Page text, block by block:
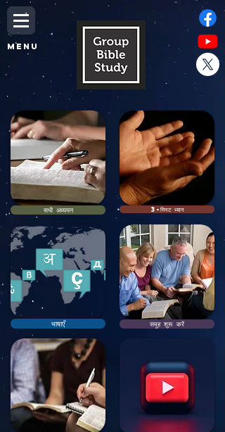
MENU
सभी अध्ययन
भाषाएँ
3-मिनट ध्यान
समूह शुरू करें